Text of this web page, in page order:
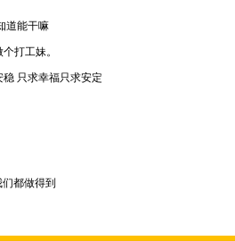
道能干嘛
打工妹。
只求幸福只求安定
都做得到